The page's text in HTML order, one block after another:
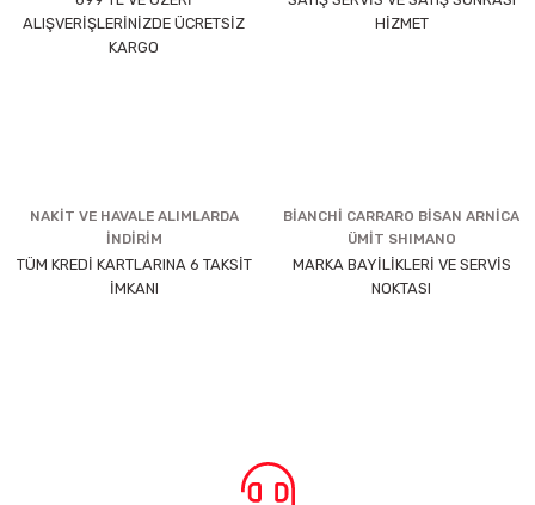
ALIŞVERİŞLERİNİZDE ÜCRETSİZ
KARGO
HİZMET
NAKİT VE HAVALE ALIMLARDA
İNDİRİM
TÜM KREDİ KARTLARINA 6 TAKSİT
İMKANI
BİANCHİ CARRARO BİSAN ARNİCA
ÜMİT SHIMANO
MARKA BAYİLİKLERİ VE SERVİS
NOKTASI